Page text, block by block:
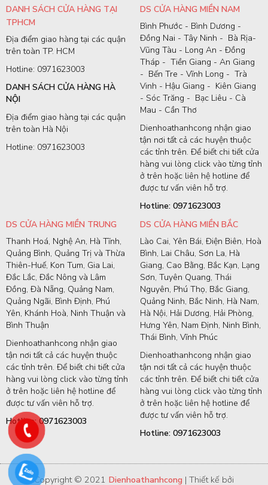
DANH SÁCH CỬA HÀNG TẠI
TPHCM
Địa điểm giao hàng tại các quận
trên toàn TP. HCM
Hotline: 0971623003
DANH SÁCH CỬA HÀNG HÀ
NỘI
Địa điểm giao hàng tại các quận
trên toàn Hà Nội
Hotline: 0971623003
DS CỬA HÀNG MIỀN NAM
Bình Phước - Bình Dương -
Đồng Nai - Tây Ninh - Bà Rịa-
Vũng Tàu - Long An - Đồng
Tháp - Tiền Giang - An Giang
- Bến Tre - Vĩnh Long - Trà
Vinh - Hậu Giang - Kiên Giang
- Sóc Trăng - Bạc Liêu - Cà
Mau - Cần Thơ
Dienhoathanhcong nhận giao
tận nơi tất cả các huyện thuộc
các tỉnh trên. Để biết chi tiết cửa
hàng vui lòng click vào từng tỉnh
ở trên hoặc liên hệ hotline để
được tư vấn viên hỗ trợ.
Hotline: 0971623003
DS CỬA HÀNG MIỀN TRUNG
Thanh Hoá, Nghệ An, Hà Tĩnh,
Quảng Bình, Quảng Trị và Thừa
Thiên-Huế, Kon Tum, Gia Lai,
Đắc Lắc, Đắc Nông và Lâm
Đồng, Đà Nẵng, Quảng Nam,
Quảng Ngãi, Bình Định, Phú
Yên, Khánh Hoà, Ninh Thuận và
Bình Thuận
Dienhoathanhcong nhận giao
tận nơi tất cả các huyện thuộc
các tỉnh trên. Để biết chi tiết cửa
hàng vui lòng click vào từng tỉnh
ở trên hoặc liên hệ hotline để
được tư vấn viên hỗ trợ.
Hotline: 0971623003
DS CỬA HÀNG MIỀN BẮC
Lào Cai, Yên Bái, Điện Biên, Hoà
Bình, Lai Châu, Sơn La, Hà
Giang, Cao Bằng, Bắc Kạn, Lạng
Sơn, Tuyên Quang, Thái
Nguyên, Phú Thọ, Bắc Giang,
Quảng Ninh, Bắc Ninh, Hà Nam,
Hà Nội, Hải Dương, Hải Phòng,
Hưng Yên, Nam Định, Ninh Bình,
Thái Bình, Vĩnh Phúc
Dienhoathanhcong nhận giao
tận nơi tất cả các huyện thuộc
các tỉnh trên. Để biết chi tiết cửa
hàng vui lòng click vào từng tỉnh
ở trên hoặc liên hệ hotline để
được tư vấn viên hỗ trợ.
Hotline: 0971623003
Copyright © 2021 Dienhoathanhcong | Thiết kế bởi